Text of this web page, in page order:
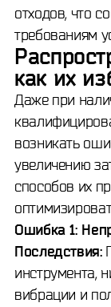
отходов, что
требованиям
как их
Даже при
возникать
увеличению
способов их
Ошибка 1:
Последствия:
инструмента,
вибрации и